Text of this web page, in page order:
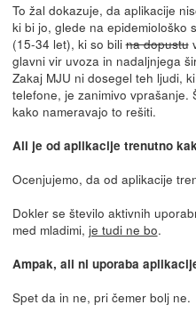
To žal dokazuje, da aplikacije
ki bi jo, glede na epidemiološko
(15-34 let), ki so bilina dopustu
glavni vir uvoza in nadaljnjega
Zakaj MJU ni dosegel teh ljudi,
telefone, je zanimivo vprašanje.
kako nameravajo to rešiti.
Ali je od aplikacije trenutno
Ocenjujemo, da od aplikacije
Dokler se število aktivnih
med mladimi, je tudi ne bo.
Ampak, ali ni uporaba
Spet da in ne, pri čemer bolj ne.